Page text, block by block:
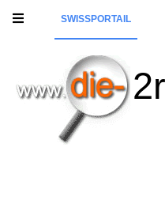
SWISSPORTAIL